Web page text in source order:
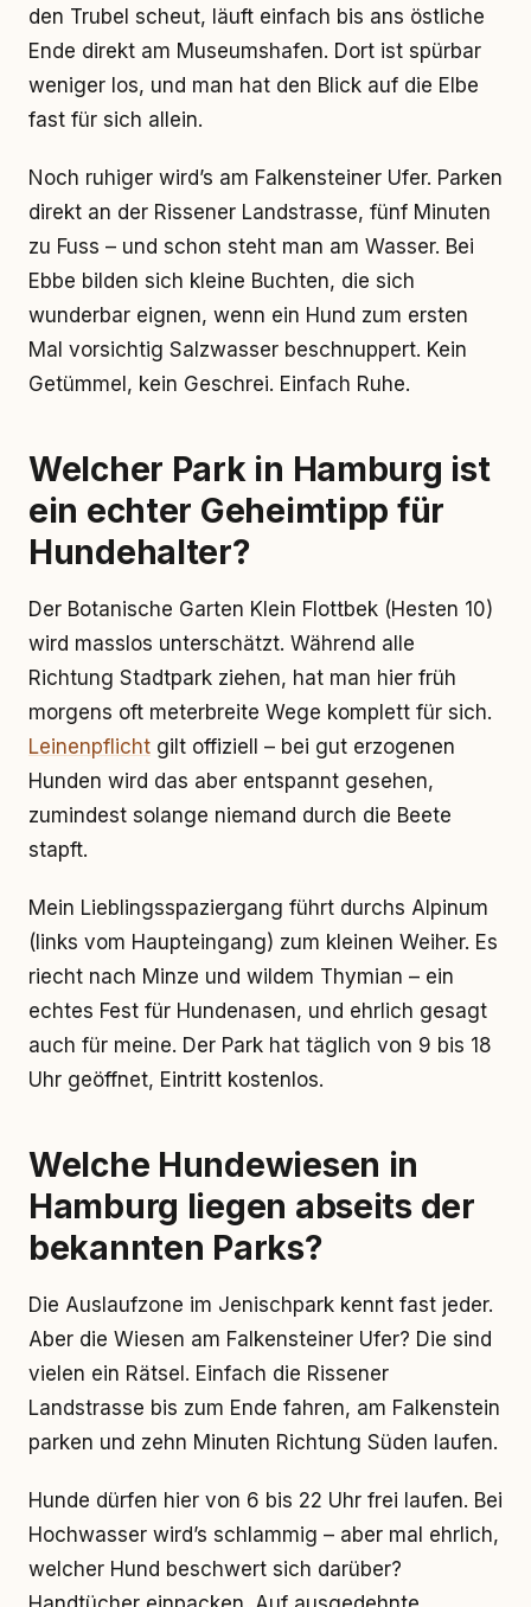
den Trubel scheut, läuft einfach bis ans östliche
Ende direkt am Museumshafen. Dort ist spürbar
weniger los, und man hat den Blick auf die Elbe
fast für sich allein.
Noch ruhiger wird’s am Falkensteiner Ufer. Parken
direkt an der Rissener Landstrasse, fünf Minuten
zu Fuss – und schon steht man am Wasser. Bei
Ebbe bilden sich kleine Buchten, die sich
wunderbar eignen, wenn ein Hund zum ersten
Mal vorsichtig Salzwasser beschnuppert. Kein
Getümmel, kein Geschrei. Einfach Ruhe.
Welcher Park in Hamburg ist
ein echter Geheimtipp für
Hundehalter?
Der Botanische Garten Klein Flottbek (Hesten 10)
wird masslos unterschätzt. Während alle
Richtung Stadtpark ziehen, hat man hier früh
morgens oft meterbreite Wege komplett für sich.
Leinenpflicht gilt offiziell – bei gut erzogenen
Hunden wird das aber entspannt gesehen,
zumindest solange niemand durch die Beete
stapft.
Mein Lieblingsspaziergang führt durchs Alpinum
(links vom Haupteingang) zum kleinen Weiher. Es
riecht nach Minze und wildem Thymian – ein
echtes Fest für Hundenasen, und ehrlich gesagt
auch für meine. Der Park hat täglich von 9 bis 18
Uhr geöffnet, Eintritt kostenlos.
Welche Hundewiesen in
Hamburg liegen abseits der
bekannten Parks?
Die Auslaufzone im Jenischpark kennt fast jeder.
Aber die Wiesen am Falkensteiner Ufer? Die sind
vielen ein Rätsel. Einfach die Rissener
Landstrasse bis zum Ende fahren, am Falkenstein
parken und zehn Minuten Richtung Süden laufen.
Hunde dürfen hier von 6 bis 22 Uhr frei laufen. Bei
Hochwasser wird’s schlammig – aber mal ehrlich,
welcher Hund beschwert sich darüber?